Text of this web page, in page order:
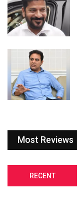
Most Reviews
RECENT